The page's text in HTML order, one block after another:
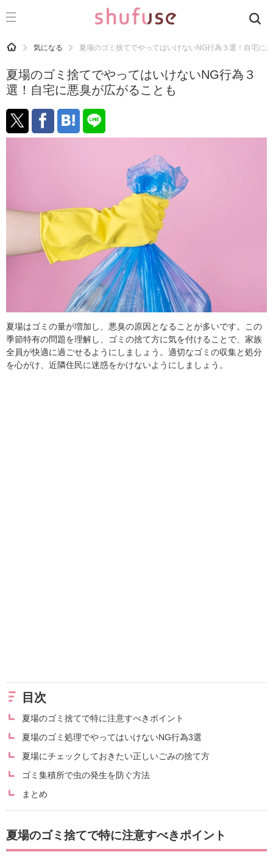
CATEGORY 記事カテゴリ
運気
洗濯
生活の知恵
趣味
食材辞典
おすすめ
HOME 気になる 夏場のゴミ捨てでやってはいけないNG行為３選！自宅に
夏場のゴミ捨てでやってはいけないNG行為３
選！自宅に悪臭が広がることも
夏場はゴミの量が増加し、悪臭の原因となることが多いです。この
季節特有の問題を理解し、ゴミの捨て方に気を付けることで、家族
全員が快適に過ごせるようにしましょう。適切なゴミの収集と処分
を心がけ、近隣住民に迷惑をかけないようにしましょう。
目次
夏場のゴミ捨てで特に注意すべきポイント
夏場のゴミ処理でやってはいけないNG行為3選
夏場にチェックしておきたい正しいごみの捨て方
ゴミ集積所で虫の発生を防ぐ方法
まとめ
夏場のゴミ捨てで特に注意すべきポイント